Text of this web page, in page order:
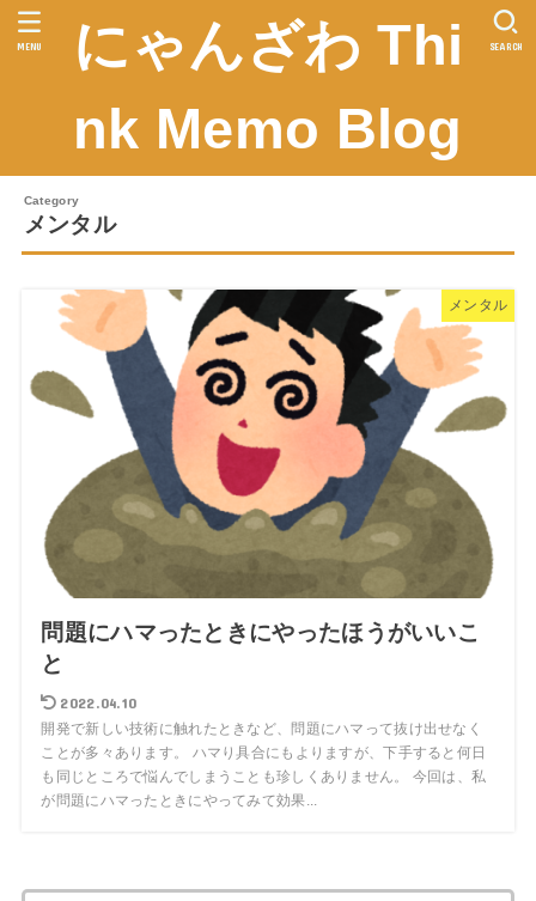
にゃんざわ Thi
nk Memo Blog
SEARCH
MENU
メンタル
メンタル
問題にハマったときにやったほうがいいこ
と
2022.04.10
開発で新しい技術に触れたときなど、問題にハマって抜け出せなく
ことが多々あります。 ハマり具合にもよりますが、下手すると何日
も同じところで悩んでしまうことも珍しくありません。 今回は、私
が問題にハマったときにやってみて効果...